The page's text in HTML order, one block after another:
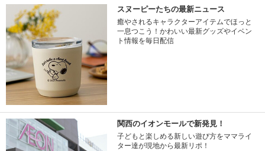
スヌーピーたちの最新ニュース
癒やされるキャラクターアイテムでほっと
一息つこう！かわいい最新グッズやイベン
ト情報を毎日配信
関西のイオンモールで新発見！
子どもと楽しめる新しい遊び方をママライ
ター達が現地から最新リポ！